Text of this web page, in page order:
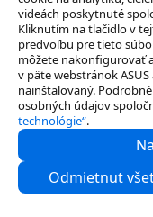
videách poskytnuté
Kliknutím na tlačidlo v
predvoľbu pre tieto
môžete nakonfigurovať
v päte webstránok
nainštalovaný.
osobných údajov
technológie“.
Odmietnut
O spoločnosti